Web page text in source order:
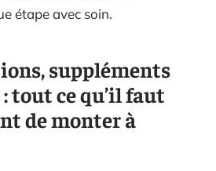
étape avec soin.
suppléments
tout ce qu’il faut
de monter à